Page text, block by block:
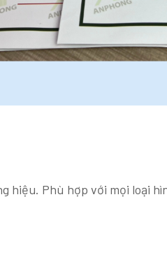
hiệu. Phù hợp với mọi loại